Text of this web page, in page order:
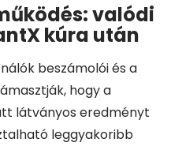
valódi
kúra után
beszámolói és a
hogy a
látványos eredményt
leggyakoribb